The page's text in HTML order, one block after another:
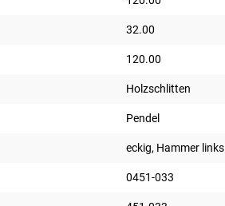
32.00
120.00
Holzschlitten
Pendel
eckig, Hammer links
0451-033